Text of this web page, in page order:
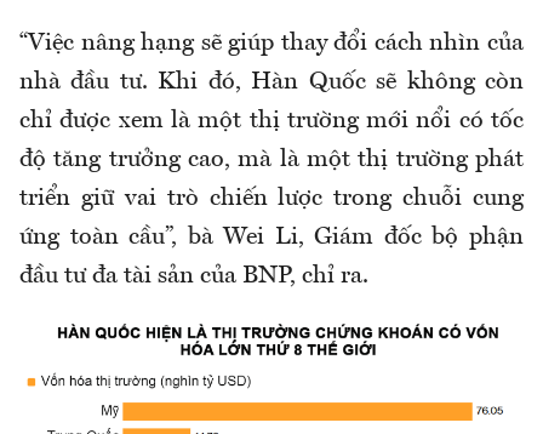
“Việc nâng hạng sẽ giúp thay đổi cách nhìn của
nhà đầu tư. Khi đó, Hàn Quốc sẽ không còn
chỉ được xem là một thị trường mới nổi có tốc
độ tăng trưởng cao, mà là một thị trường phát
triển giữ vai trò chiến lược trong chuỗi cung
ứng toàn cầu”, bà Wei Li, Giám đốc bộ phận
đầu tư đa tài sản của BNP, chỉ ra.